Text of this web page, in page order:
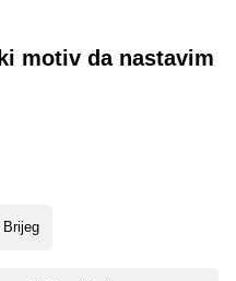
motiv da nastavim
Brijeg